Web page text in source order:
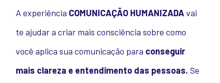
A experiência COMUNICAÇÃO HUMANIZADAvai
te ajudar a criar mais consciência sobre como
você aplica sua comunicação para conseguir
mais clareza e entendimento das pessoas. Se